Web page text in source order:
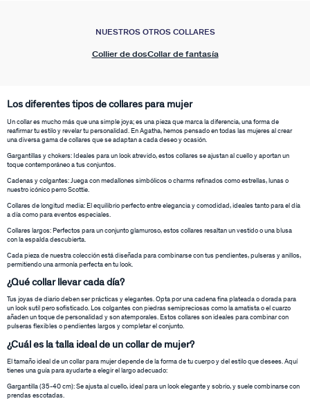
NUESTROS OTROS COLLARES
Collier de dosCollar de fantasía
Los diferentes tipos de collares para mujer
Un collar es mucho más que una simple joya; es una pieza que marca la diferencia, una forma de
reafirmar tu estilo y revelar tu personalidad. En Agatha, hemos pensado en todas las mujeres al crear
una diversa gama de collares que se adaptan a cada deseo y ocasión.
Gargantillas y chokers: Ideales para un look atrevido, estos collares se ajustan al cuello y aportan un
toque contemporáneo a tus conjuntos.
Cadenas y colgantes: Juega con medallones simbólicos o charms refinados como estrellas, lunas o
nuestro icónico perro Scottie.
Collares de longitud media: El equilibrio perfecto entre elegancia y comodidad, ideales tanto para el día
a día como para eventos especiales.
Collares largos: Perfectos para un conjunto glamuroso, estos collares resaltan un vestido o una blusa
con la espalda descubierta.
Cada pieza de nuestra colección está diseñada para combinarse con tus pendientes, pulseras y anillos,
permitiendo una armonía perfecta en tu look.
¿Qué collar llevar cada día?
Tus joyas de diario deben ser prácticas y elegantes. Opta por una cadena fina plateada o dorada para
un look sutil pero sofisticado. Los colgantes con piedras semipreciosas como la amatista o el cuarzo
añaden un toque de personalidad y son atemporales. Estos collares son ideales para combinar con
pulseras flexibles o pendientes largos y completar el conjunto.
¿Cuál es la talla ideal de un collar de mujer?
El tamaño ideal de un collar para mujer depende de la forma de tu cuerpo y del estilo que desees. Aquí
tienes una guía para ayudarte a elegir el largo adecuado:
Gargantilla (35-40 cm): Se ajusta al cuello, ideal para un look elegante y sobrio, y suele combinarse con
prendas escotadas.